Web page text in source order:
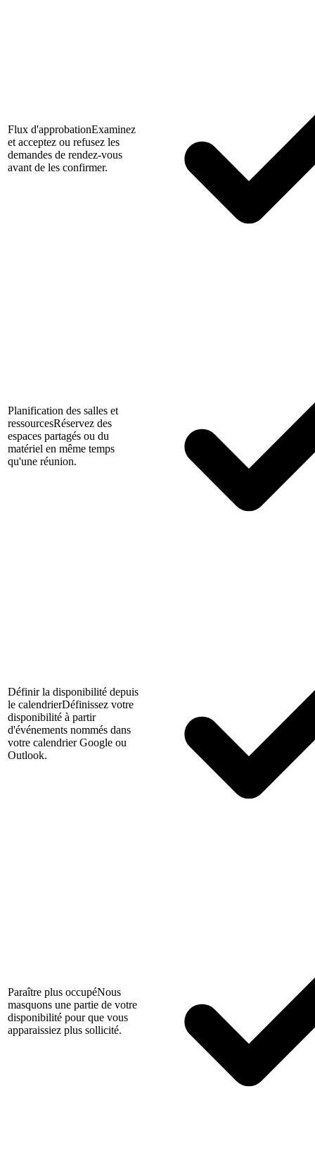
Flux d'approbationExaminez
et acceptez ou refusez les
demandes de rendez-vous
avant de les confirmer.
Planification des salles et
ressourcesRéservez des
espaces partagés ou du
matériel en même temps
qu'une réunion.
Définir la disponibilité depuis
le calendrierDéfinissez votre
disponibilité à partir
d'événements nommés dans
votre calendrier Google ou
Outlook.
Paraître plus occupéNous
masquons une partie de votre
disponibilité pour que vous
apparaissiez plus sollicité.